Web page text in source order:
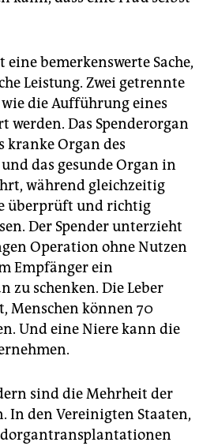
eine bemerkenswerte Sache,
Leistung. Zwei getrennte
die Aufführung eines
werden. Das Spenderorgan
kranke Organ des
das gesunde Organ in
während gleichzeitig
überprüft und richtig
Der Spender unterzieht
Operation ohne Nutzen
Empfänger ein
zu schenken. Die Leber
Menschen können 70
Und eine Niere kann die
sind die Mehrheit der
In den Vereinigten Staaten,